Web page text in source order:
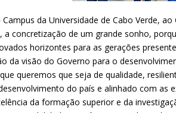
da Universidade de Cabo Verde,
a concretização de um grande sonho,
horizontes para as gerações
da visão do Governo para o
queremos que seja de qualidade,
do país e alinhado com as
da formação superior e da